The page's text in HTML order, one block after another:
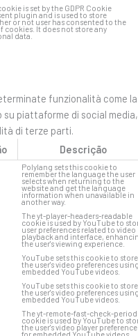
is set by the GDPR Cookie
plugin and is used to store
or not user has consented to the
cookies. It does not store any
data.
funzionalità come la
piattaforme di social media,
di terze parti.
Descrição
Polylang sets this cookie to
remember the language the user
selects when returning to the
website and get the language
information when unavailable in
another way.
The yt-player-headers-readable
cookie is used by YouTube to
user preferences related to video
playback and interface,
the user's viewing experience.
YouTube sets this cookie to store
the user's video preferences
embedded YouTube videos.
YouTube sets this cookie to store
the user's video preferences
embedded YouTube videos.
The yt-remote-fast-check-period
cookie is used by YouTube to
the user's video player